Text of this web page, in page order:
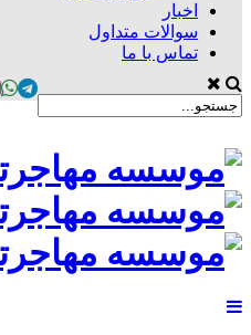
اخبار
سوالات متداول
تماس با ما